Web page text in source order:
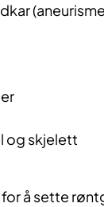
og skjelett
å sette